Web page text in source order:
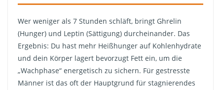
Wer weniger als 7 Stunden schläft, bringt Ghrelin
(Hunger) und Leptin (Sättigung) durcheinander. Das
Ergebnis: Du hast mehr Heißhunger auf Kohlenhydrate
und dein Körper lagert bevorzugt Fett ein, um die
„Wachphase“ energetisch zu sichern. Für gestresste
Männer ist das oft der Hauptgrund für stagnierendes